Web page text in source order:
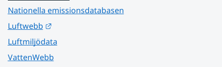
Nationella emissionsdatabasen
Luftwebb
Länk till annan webbplats.
Luftmiljödata
VattenWebb